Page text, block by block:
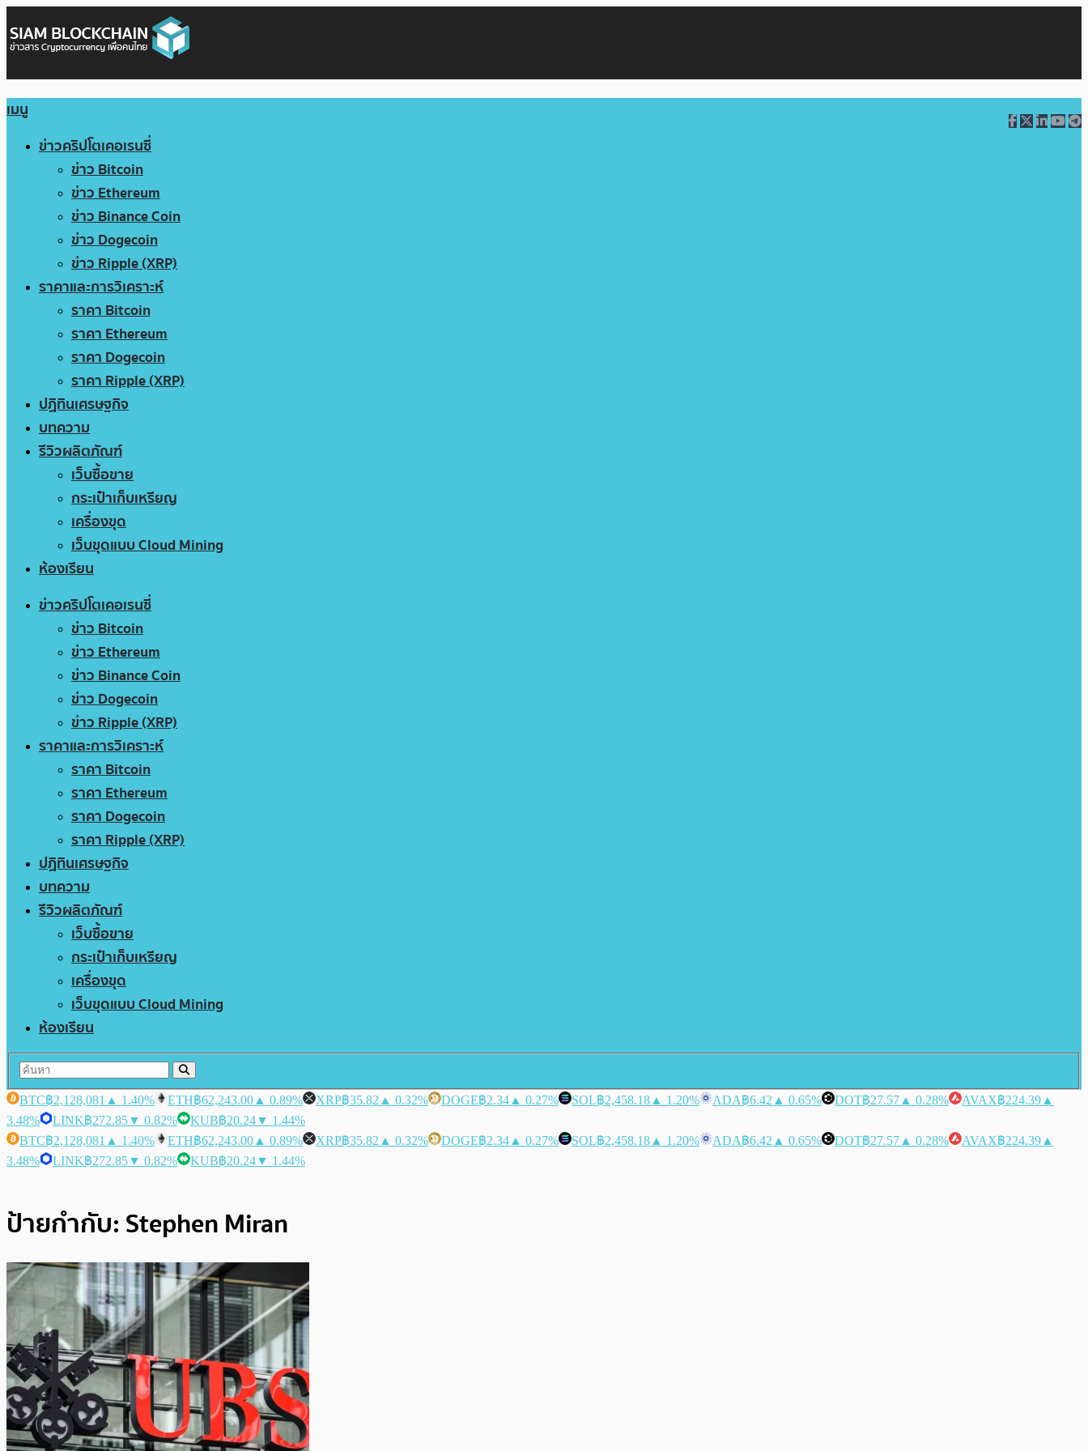
เมนู
ข่าวคริปโตเคอเรนซี่
ข่าว Bitcoin
ข่าว Ethereum
ข่าว Binance Coin
ข่าว Dogecoin
ข่าว Ripple (XRP)
ราคาและการวิเคราะห์
ราคา Bitcoin
ราคา Ethereum
ราคา Dogecoin
ราคา Ripple (XRP)
ปฏิทินเศรษฐกิจ
บทความ
รีวิวผลิตภัณฑ์
เว็บซื้อขาย
กระเป๋าเก็บเหรียญ
เครื่องขุด
เว็บขุดแบบ Cloud Mining
ห้องเรียน
ข่าวคริปโตเคอเรนซี่
ข่าว Bitcoin
ข่าว Ethereum
ข่าว Binance Coin
ข่าว Dogecoin
ข่าว Ripple (XRP)
ราคาและการวิเคราะห์
ราคา Bitcoin
ราคา Ethereum
ราคา Dogecoin
ราคา Ripple (XRP)
ปฏิทินเศรษฐกิจ
บทความ
รีวิวผลิตภัณฑ์
เว็บซื้อขาย
กระเป๋าเก็บเหรียญ
เครื่องขุด
เว็บขุดแบบ Cloud Mining
ห้องเรียน
BTC฿2,128,081 ▲ 1.40% ETH฿62,243.00 ▲ 0.89% XRP฿35.82 ▲ 0.32% DOGE฿2.34 ▲ 0.27% SOL฿2,458.18 ▲ 1.20% ADA฿6.42 ▲ 0.65% DOT฿27.57 ▲ 0.28% AVAX฿224.39 ▲
3.48%
LINK฿272.85▼ 0.82% KUB฿20.24▼ 1.44%
BTC฿2,128,081 ▲ 1.40% ETH฿62,243.00 ▲ 0.89% XRP฿35.82 ▲ 0.32% DOGE฿2.34 ▲ 0.27% SOL฿2,458.18 ▲ 1.20% ADA฿6.42 ▲ 0.65% DOT฿27.57 ▲ 0.28% AVAX฿224.39 ▲
3.48%
LINK฿272.85▼ 0.82% KUB฿20.24▼ 1.44%
ป้ายกำกับ: Stephen Miran